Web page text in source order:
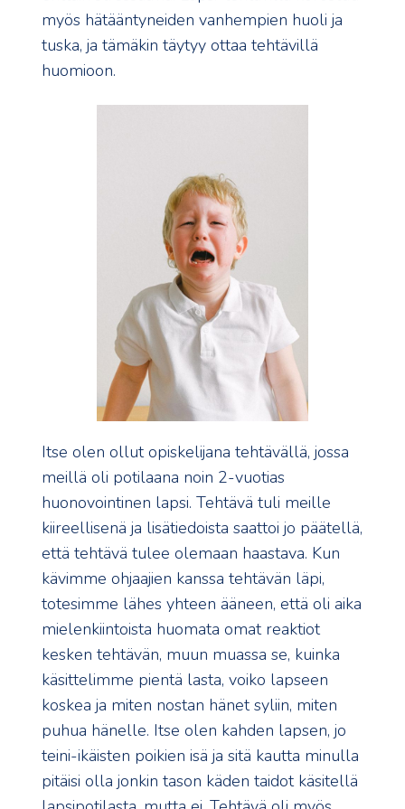
myös hätääntyneiden vanhempien huoli ja
tuska, ja tämäkin täytyy ottaa tehtävillä
huomioon.
Itse olen ollut opiskelijana tehtävällä, jossa
meillä oli potilaana noin 2-vuotias
huonovointinen lapsi. Tehtävä tuli meille
kiireellisenä ja lisätiedoista saattoi jo päätellä,
että tehtävä tulee olemaan haastava. Kun
kävimme ohjaajien kanssa tehtävän läpi,
totesimme lähes yhteen ääneen, että oli aika
mielenkiintoista huomata omat reaktiot
kesken tehtävän, muun muassa se, kuinka
käsittelimme pientä lasta, voiko lapseen
koskea ja miten nostan hänet syliin, miten
puhua hänelle. Itse olen kahden lapsen, jo
teini-ikäisten poikien isä ja sitä kautta minulla
pitäisi olla jonkin tason käden taidot käsitellä